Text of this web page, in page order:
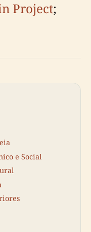
Project;
e Social